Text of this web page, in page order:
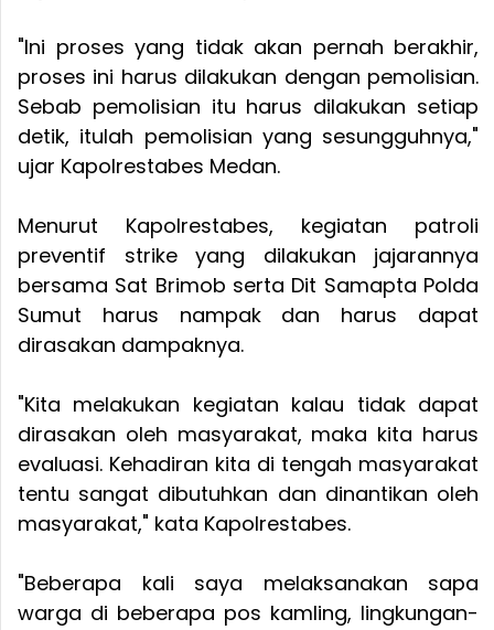
"Ini proses yang tidak akan pernah berakhir,
proses ini harus dilakukan dengan pemolisian.
Sebab pemolisian itu harus dilakukan setiap
detik, itulah pemolisian yang sesungguhnya,"
ujar Kapolrestabes Medan.
Menurut Kapolrestabes, kegiatan patroli
preventif strike yang dilakukan jajarannya
bersama Sat Brimob serta Dit Samapta Polda
Sumut harus nampak dan harus dapat
dirasakan dampaknya.
"Kita melakukan kegiatan kalau tidak dapat
dirasakan oleh masyarakat, maka kita harus
evaluasi. Kehadiran kita di tengah masyarakat
tentu sangat dibutuhkan dan dinantikan oleh
masyarakat," kata Kapolrestabes.
"Beberapa kali saya melaksanakan sapa
warga di beberapa pos kamling, lingkungan-